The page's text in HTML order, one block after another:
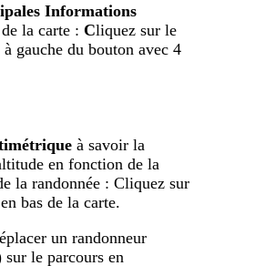
Informations
de la carte :Cliquez sur le
à gauche du bouton avec 4
ique à savoir la
en fonction de la
la randonnée : Cliquez sur
bas de la carte.
un randonneur
le parcours en